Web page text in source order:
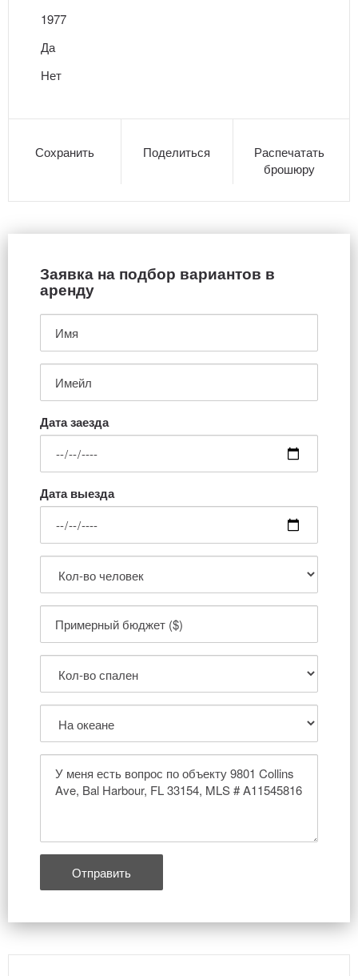
1977
Да
Нет
Сохранить Поделиться
Распечатать
брошюру
Заявка на подбор вариантов в
аренду
Дата заезда
Дата выезда